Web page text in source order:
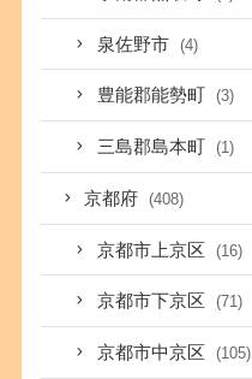
泉佐野市 (4)
豊能郡能勢町 (3)
三島郡島本町 (1)
京都府 (408)
京都市上京区 (16)
京都市下京区 (71)
京都市中京区 (105)